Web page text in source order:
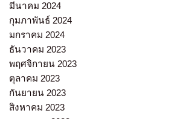
มีนาคม 2024
กุมภาพันธ์ 2024
มกราคม 2024
ธันวาคม 2023
พฤศจิกายน 2023
ตุลาคม 2023
กันยายน 2023
สิงหาคม 2023